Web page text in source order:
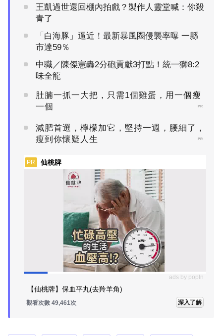
王凱過世還回棚內拍戲？製作人靈堂喊：你殺
青了
「白海豚」逼近！最新暴風圈侵襲率曝 一縣
市達59％
中職／陳傑憲轟2分砲貢獻3打點！統一獅8:2
味全龍
肚腩一抓一大把，只需1個雞蛋，用一個瘦
一個
PR
減肥首選，檸檬加它，堅持一週，腰細了，
瘦到你懷疑人生
PR
PR 仙桃牌
ads by popIn
【仙桃牌】保血平丸(去羚羊角)
觀看次數 49,461次 深入了解